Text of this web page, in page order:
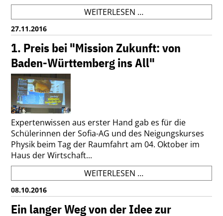
WEITERLESEN …VERTIEFUNGSKURS
MATHEMATIK:
ERFOLG
BEI
ZERTIFIKATSKLAUSUR
27.11.2016
1. Preis bei "Mission Zukunft: von
Baden-Württemberg ins All"
Expertenwissen aus erster Hand gab es für die
Schülerinnen der Sofia-AG und des Neigungskurses
Physik beim Tag der Raumfahrt am 04. Oktober im
Haus der Wirtschaft...
WEITERLESEN …1.
PREIS
BEI
"MISSION
08.10.2016
Ein langer Weg von der Idee zur